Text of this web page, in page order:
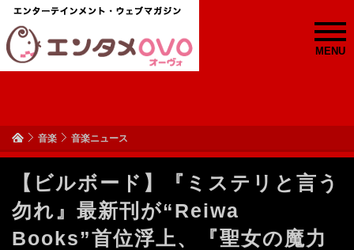
MENU
音楽 音楽ニュース
【ビルボード】『ミステリと言う
勿れ』最新刊が“Reiwa
Books”首位浮上、『聖女の魔力